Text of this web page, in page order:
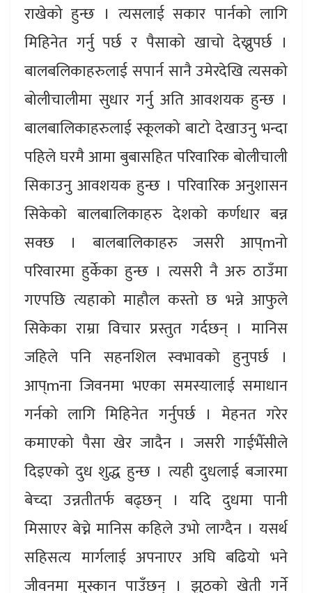
राखेको हुन्छ । त्यसलाई सकार पार्नको लागि
मिहिनेत गर्नु पर्छ र पैसाको खाचो देख्नुपर्छ ।
बालबलिकाहरुलाई सपार्न सानै उमेरदेखि त्यसको
बोलीचालीमा सुधार गर्नु अति आवशयक हुन्छ ।
बालबालिकाहरुलाई स्कूलको बाटो देखाउनु भन्दा
पहिले घरमै आमा बुबासहित परिवारिक बोलीचाली
सिकाउनु आवशयक हुन्छ । परिवारिक अनुशासन
सिकेको बालबालिकाहरु देशको कर्णधार बन्न
सक्छ । बालबालिकाहरु जसरी आप्mनो
परिवारमा हुर्केका हुन्छ । त्यसरी नै अरु ठाउँमा
गएपछि त्यहाको माहौल कस्तो छ भन्ने आफुले
सिकेका राम्रा विचार प्रस्तुत गर्दछन् । मानिस
जहिले पनि सहनशिल स्वभावको हुनुपर्छ ।
आप्mना जिवनमा भएका समस्यालाई समाधान
गर्नको लागि मिहिनेत गर्नुपर्छ । मेहनत गरेर
कमाएको पैसा खेर जादैन । जसरी गाईभैँसीले
दिइएको दुध शुद्ध हुन्छ । त्यही दुधलाई बजारमा
बेच्दा उन्नतीतर्फ बढ्छन् । यदि दुधमा पानी
मिसाएर बेच्ने मानिस कहिले उभो लाग्दैन । यसर्थ
सहिसत्य मार्गलाई अपनाएर अघि बढियो भने
जीवनमा मुस्कान पाउँछन् । झुठको खेती गर्ने